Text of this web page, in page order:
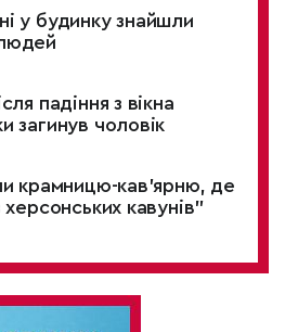
у будинку знайшли
падіння з вікна
загинув чоловік
крамницю-кав'ярню, де
кавунів"